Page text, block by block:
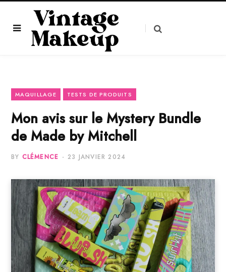
MAQUILLAGE TESTS DE PRODUITS
Mon avis sur le Mystery Bundle
de Made by Mitchell
BY CLÉMENCE 23 JANVIER 2024